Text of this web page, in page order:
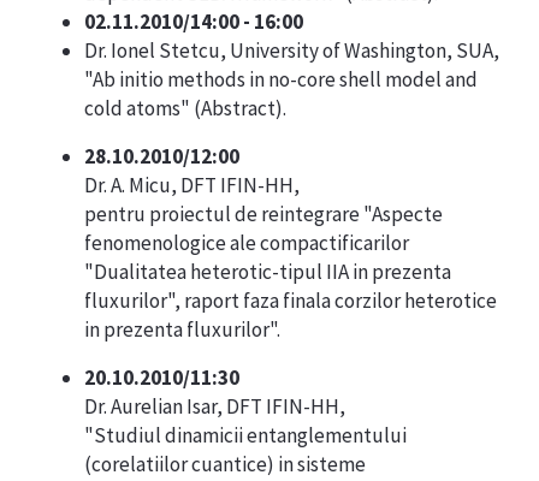
02.11.2010/14:00 - 16:00
Dr. Ionel Stetcu, University of Washington, SUA,
"Ab initio methods in no-core shell model and
cold atoms" (Abstract).
28.10.2010/12:00
Dr. A. Micu, DFT IFIN-HH,
pentru proiectul de reintegrare "Aspecte
fenomenologice ale compactificarilor
"Dualitatea heterotic-tipul IIA in prezenta
fluxurilor", raport faza finala corzilor heterotice
in prezenta fluxurilor".
20.10.2010/11:30
Dr. Aurelian Isar, DFT IFIN-HH,
"Studiul dinamicii entanglementului
(corelatiilor cuantice) in sisteme